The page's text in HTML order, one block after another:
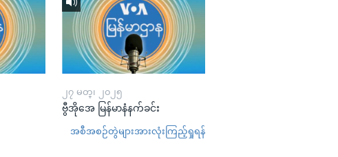
၂၇ မတ္၊ ၂၀၂၅
ဗွီအိုအေ မြန်မာနံနက်ခင်း
အစီအစဉ်တွဲများအားလုံးကြည့်ရှုရန်